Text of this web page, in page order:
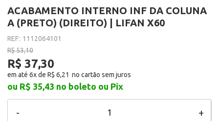
ACABAMENTO INTERNO INF DA COLUNA
A (PRETO) (DIREITO) | LIFAN X60
REF: 1112064101
R$ 53,10
R$ 37,30
em até 6x de R$ 6,21
ou R$ 35,43 no boleto ou Pix
+
-